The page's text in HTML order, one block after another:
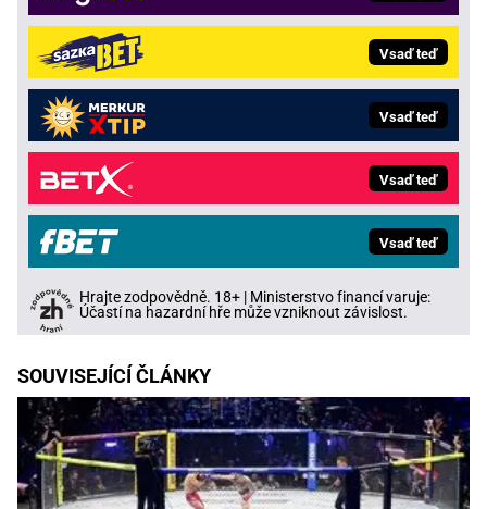
Vsaď teď
Vsaď teď
Vsaď teď
Vsaď teď
Hrajte zodpovědně. 18+ | Ministerstvo financí varuje:
Účastí na hazardní hře může vzniknout závislost.
SOUVISEJÍCÍ ČLÁNKY